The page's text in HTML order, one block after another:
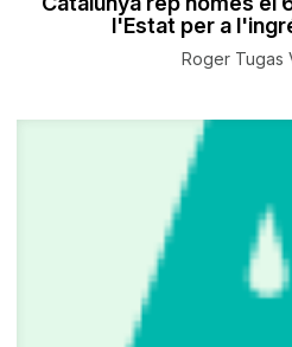
l'Estat per a
Roger Tugas